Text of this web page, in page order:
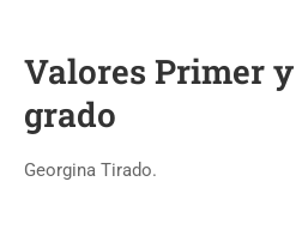
Valores Primer
grado
Georgina Tirado.